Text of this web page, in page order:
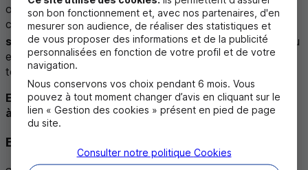
opérations sur vos comptes, raccrochez et prenez
contact avec un chargé d’affairesen utilisant un canal
sécurisétel que la messagerie de votre espace client
ou
en composant son numéro (surtout pas en utilisant la
touche rappel du dernier numéro).
Et dans tous les cas, ne confiez votre carte bancaire
à personne.
Ensemble luttons contre la fraude
son bon fonctionnement et, avec nos partenaires, d'en
mesurer son audience, de réaliser des statistiques et
de vous proposer des informations et de la publicité
personnalisées en fonction de votre profil et de votre
navigation.
Nous conservons vos choix pendant 6 mois. Vous
pouvez à tout moment changer d’avis en cliquant sur le
lien « Gestion des cookies » présent en pied de page
du site.
Consulter notre politique Cookies